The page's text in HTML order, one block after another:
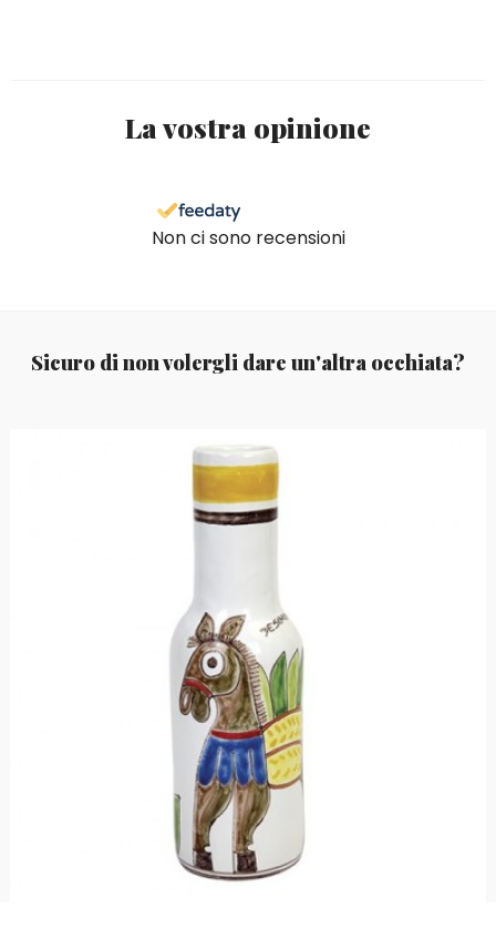
La vostra opinione
Non ci sono recensioni
Sicuro di non volergli dare un'altra occhiata?